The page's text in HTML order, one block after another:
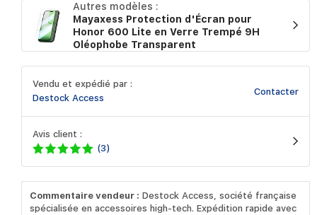
Autres modèles :
Mayaxess Protection d'Écran pour
Honor 600 Lite en Verre Trempé 9H
Oléophobe Transparent
Vendu et expédié par :
Destock Access
Contacter
Avis client :
(3)
Commentaire vendeur : Destock Access, société française
spécialisée en accessoires high-tech. Expédition rapide avec